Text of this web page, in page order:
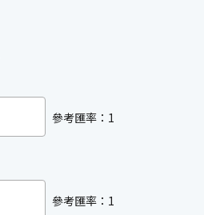
參考匯率：1
參考匯率：1